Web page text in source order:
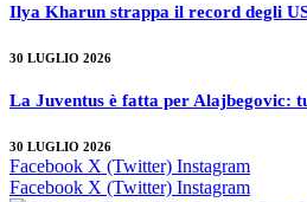
Ilya Kharun strappa il record degli
30 LUGLIO 2026
La Juventus è fatta per Alajbegovic:
30 LUGLIO 2026
Facebook X (Twitter) Instagram
Facebook X (Twitter) Instagram